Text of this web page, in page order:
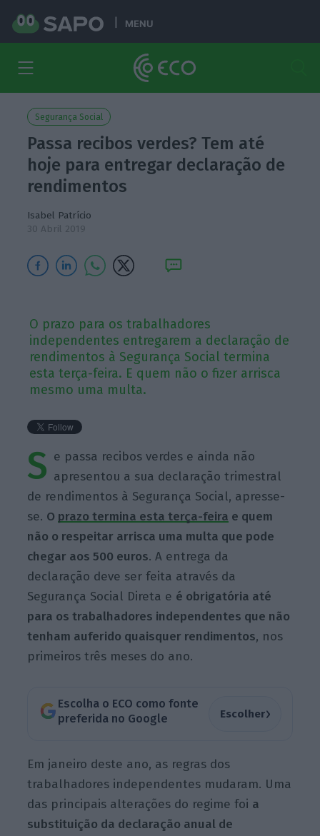
MENU
Segurança Social
Passa recibos verdes? Tem até
hoje para entregar declaração de
rendimentos
Isabel Patrício
30 Abril 2019
O prazo para os trabalhadores
independentes entregarem a declaração de
rendimentos à Segurança Social termina
esta terça-feira. E quem não o fizer arrisca
mesmo uma multa.
S e passa recibos verdes e ainda não
apresentou a sua declaração trimestral
de rendimentos à Segurança Social, apresse-
se. O prazo termina esta terça-feira e quem
não o respeitar arrisca uma multa que pode
chegar aos 500 euros. A entrega da
declaração deve ser feita através da
Segurança Social Direta e é obrigatória até
para os trabalhadores independentes que não
tenham auferido quaisquer rendimentos, nos
primeiros três meses do ano.
Escolha o ECO como fonte
preferida no Google
Escolher›
Em janeiro deste ano, as regras dos
trabalhadores independentes mudaram. Uma
das principais alterações do regime foi a
substituição da declaração anual de